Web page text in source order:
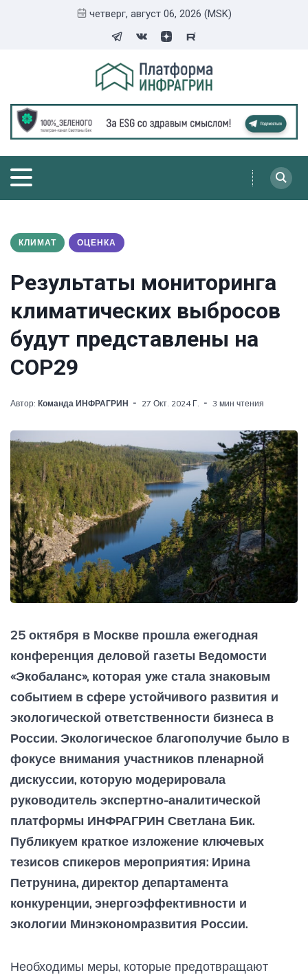
четверг, август 06, 2026 (MSK)
КЛИМАТ ОЦЕНКА
Результаты мониторинга
климатических выбросов
будут представлены на
СОР29
Автор: Команда ИНФРАГРИН 27 Окт. 2024 Г. 3 мин чтения
25 октября в Москве прошла ежегодная
конференция деловой газеты Ведомости
«Экобаланс», которая уже стала знаковым
событием в сфере устойчивого развития и
экологической ответственности бизнеса в
России. Экологическое благополучие было в
фокусе внимания участников пленарной
дискуссии, которую модерировала
руководитель экспертно-аналитической
платформы ИНФРАГРИН Светлана Бик.
Публикуем краткое изложение ключевых
тезисов спикеров мероприятия: Ирина
Петрунина, директор департамента
конкуренции, энергоэффективности и
экологии Минэкономразвития России.
Необходимы меры, которые предотвращают